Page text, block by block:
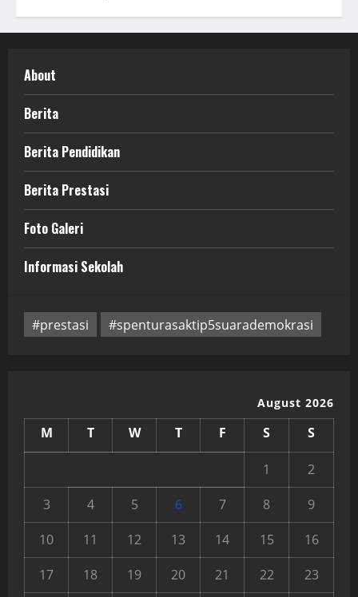
About
Berita
Berita Pendidikan
Berita Prestasi
Foto Galeri
Informasi Sekolah
#prestasi #spenturasaktip5suarademokrasi
August 2026
M T W T F S S
1
2
3
4 5 6 7 8
9
10
11 12 13 14 15
16
17
18 19 20 21 22 23